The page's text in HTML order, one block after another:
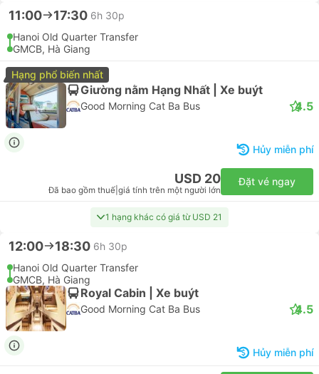
11:00 17:30 6h 30p
Hanoi Old Quarter Transfer
GMCB, Hà Giang
Hạng phổ biến nhất
Giường nằm Hạng Nhất | Xe buýt
Good Morning Cat Ba Bus 4.5
Hủy miễn phí
USD 20
Đã bao gồm thuế giá tính trên một người lớn
Đặt vé ngay
1 hạng khác có giá từ USD 21
12:00 18:30 6h 30p
Hanoi Old Quarter Transfer
GMCB, Hà Giang
Royal Cabin | Xe buýt
Good Morning Cat Ba Bus 4.5
Hủy miễn phí